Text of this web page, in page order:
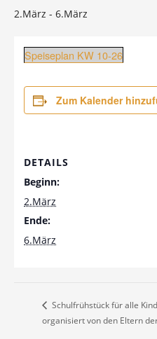
2.März - 6.März
Speiseplan KW 10-26
Zum Kalender
DETAILS
Beginn:
2.März
Ende:
6.März
Schulfrühstück für alle
organisiert von den Eltern